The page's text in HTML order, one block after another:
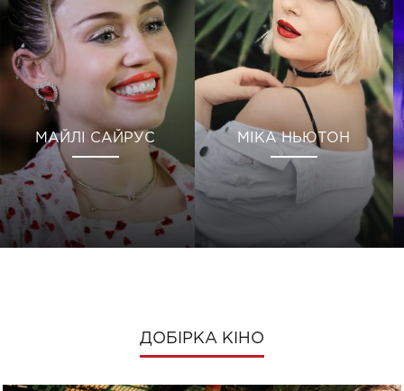
МАЙЛІ САЙРУС МІКА НЬЮТОН
ДОБІРКА КІНО